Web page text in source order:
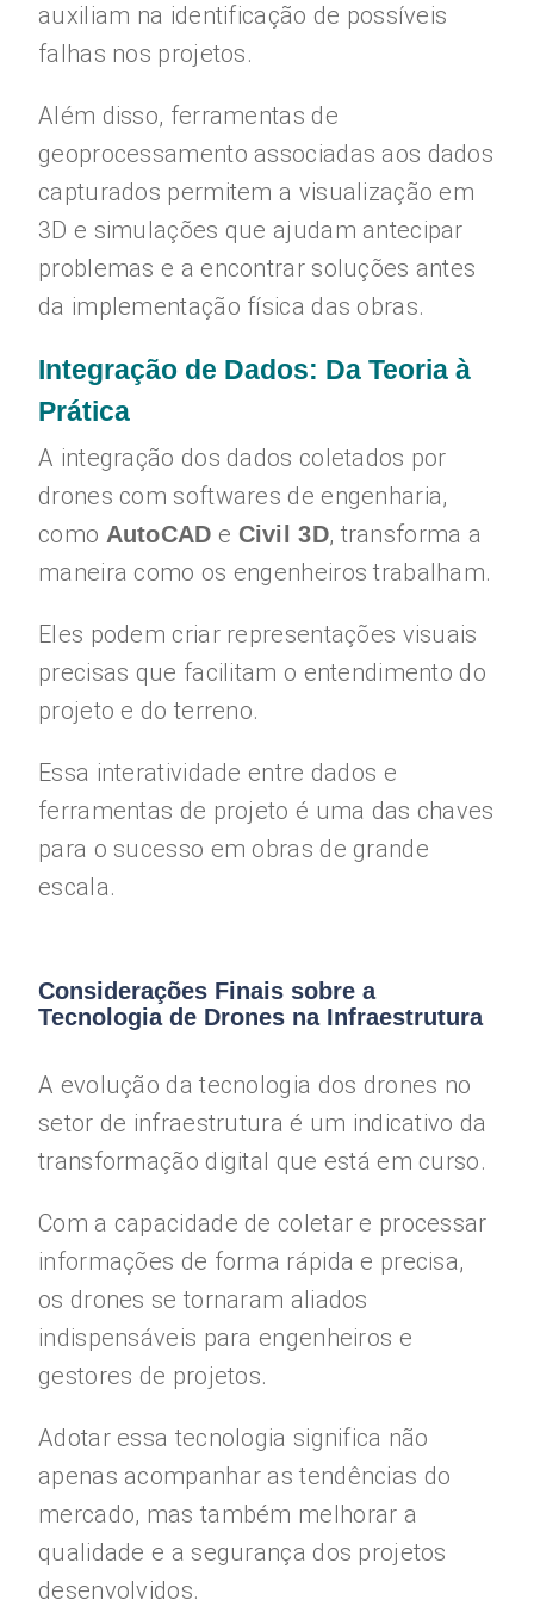
auxiliam na identificação de possíveis
falhas nos projetos.
Além disso, ferramentas de
geoprocessamento associadas aos dados
capturados permitem a visualização em
3D e simulações que ajudam antecipar
problemas e a encontrar soluções antes
da implementação física das obras.
Integração de Dados: Da Teoria à
Prática
A integração dos dados coletados por
drones com softwares de engenharia,
como AutoCAD e Civil 3D, transforma a
maneira como os engenheiros trabalham.
Eles podem criar representações visuais
precisas que facilitam o entendimento do
projeto e do terreno.
Essa interatividade entre dados e
ferramentas de projeto é uma das chaves
para o sucesso em obras de grande
escala.
Considerações Finais sobre a
Tecnologia de Drones na Infraestrutura
A evolução da tecnologia dos drones no
setor de infraestrutura é um indicativo da
transformação digital que está em curso.
Com a capacidade de coletar e processar
informações de forma rápida e precisa,
os drones se tornaram aliados
indispensáveis para engenheiros e
gestores de projetos.
Adotar essa tecnologia significa não
apenas acompanhar as tendências do
mercado, mas também melhorar a
qualidade e a segurança dos projetos
desenvolvidos.